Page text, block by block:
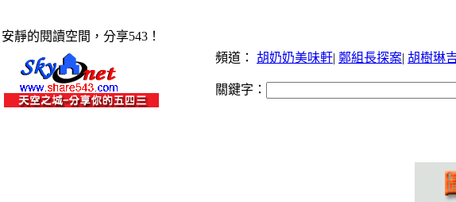
安靜的閱讀空間，分享543！
頻道： 胡奶奶美味軒| 鄭組長探案| 胡樹琳
關鍵字：